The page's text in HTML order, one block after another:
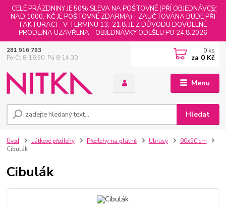
CELÉ PRÁZDNINY JE 50% SLEVA NA POŠTOVNÉ (PŘÍ OBJEDNÁVCE
NAD 1000,-KČ JE POŠTOVNÉ ZDARMA) - ZAÚČTOVÁNA BUDE PŘI
FAKTURACI - V TERMÍNU 13.-21.8. JE Z DŮVODU DOVOLENÉ
PRODEJNA UZAVŘENA - OBJEDNÁVKY ODEŠLU PO 24.8.2026
Menu
Hledat
281 916 793
Po-Čt 8-16:30, Pá 8-14:30
0 ks
za 0 Kč
Úvod Látkové předlohy Předlohy na plátně Ubrusy
90x50 cm
Cibulák
Cibulák